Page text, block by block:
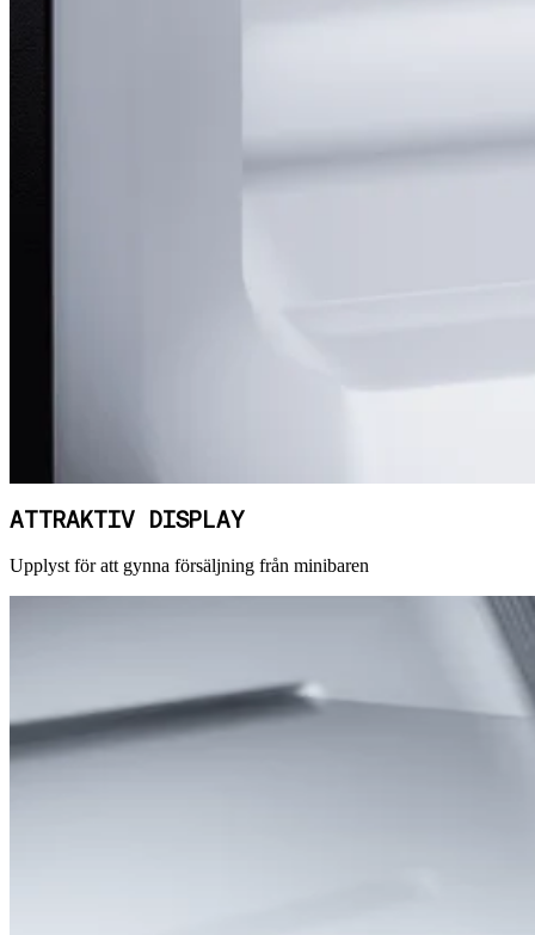
ATTRAKTIV DISPLAY
Upplyst för att gynna försäljning från minibaren